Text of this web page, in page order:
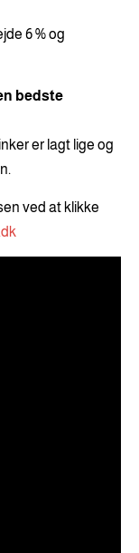
6 % og
bedste
er lagt lige og
ved at klikke